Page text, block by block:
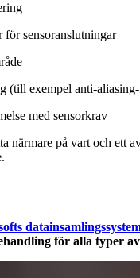
för sensoranslutningar
(till exempel anti-
med sensorkrav
närmare på vart och ett
för alla typer